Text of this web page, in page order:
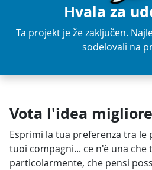
Hvala za
Ta projekt je že zaključen.
sodelovali na
Vota l'idea
Esprimi la tua preferenza tra le
tuoi compagni... ce n'è una che
particolarmente, che pensi